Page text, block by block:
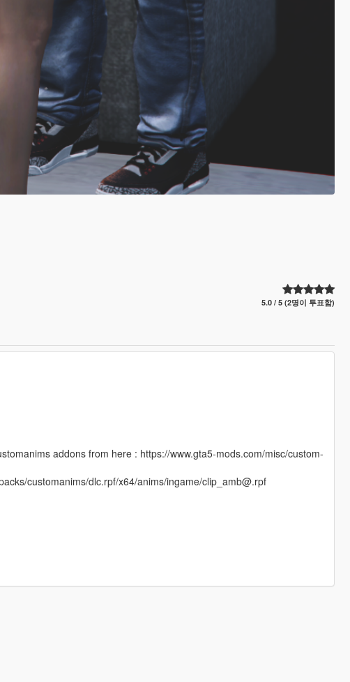
5.0 / 5 (2명이 투표함)
addons from here : https://www.gta5-mods.com/misc/custom-
customanims/dlc.rpf/x64/anims/ingame/clip_amb@.rpf